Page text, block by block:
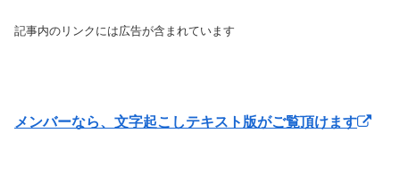
記事内のリンクには広告が含まれています
メンバーなら、文字起こしテキスト版がご覧頂けます